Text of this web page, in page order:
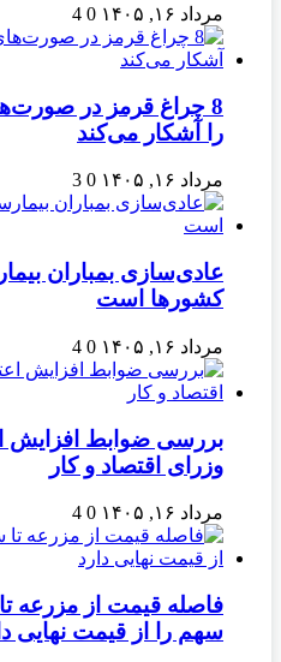
مرداد ۱۶, ۱۴۰۵ 0
4
8 چراغ قرمز در
را آشکار می‌کند
مرداد ۱۶, ۱۴۰۵ 0
3
عادی‌سازی بمباران
کشورها است
مرداد ۱۶, ۱۴۰۵ 0
4
بررسی ضوابط افزایش
وزرای اقتصاد و کار
مرداد ۱۶, ۱۴۰۵ 0
4
فاصله قیمت از مزرعه
سهم را از قیمت نهایی